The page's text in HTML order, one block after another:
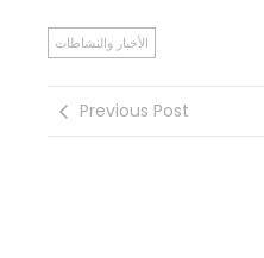
الأخبار والنشاطات
Previous Post